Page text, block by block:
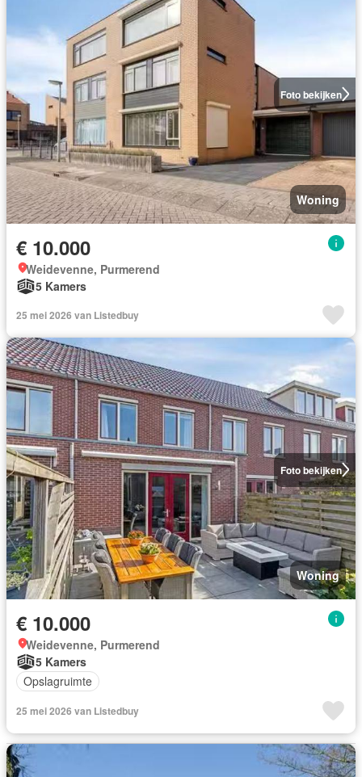
Foto bekijken
Woning
€ 10.000
Weidevenne, Purmerend
5 Kamers
25 mei 2026 van Listedbuy
Foto bekijken
Woning
€ 10.000
Weidevenne, Purmerend
5 Kamers
Opslagruimte
25 mei 2026 van Listedbuy